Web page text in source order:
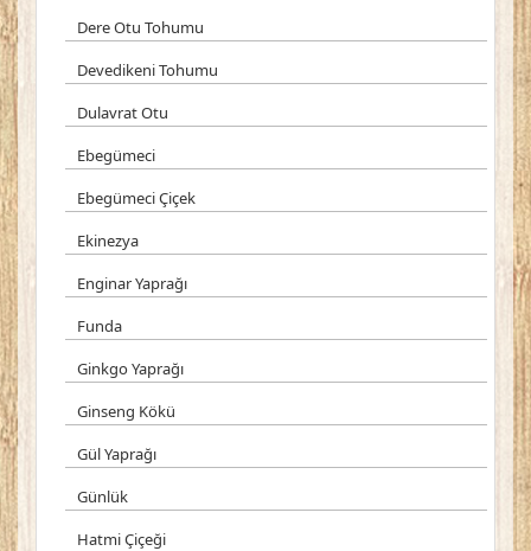
Dere Otu Tohumu
Devedikeni Tohumu
Dulavrat Otu
Ebegümeci
Ebegümeci Çiçek
Ekinezya
Enginar Yaprağı
Funda
Ginkgo Yaprağı
Ginseng Kökü
Gül Yaprağı
Günlük
Hatmi Çiçeği